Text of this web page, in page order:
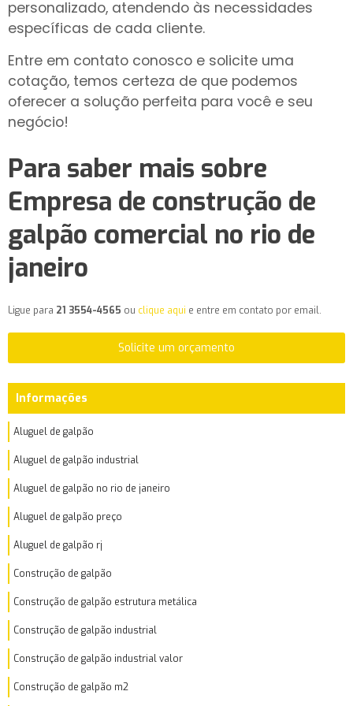
personalizado, atendendo às necessidades
específicas de cada cliente.
Entre em contato conosco e solicite uma
cotação, temos certeza de que podemos
oferecer a solução perfeita para você e seu
negócio!
Para saber mais sobre
Empresa de construção de
galpão comercial no rio de
janeiro
Ligue para 21 3554-4565 ou clique aqui e entre em contato por email.
Solicite um orçamento
Informações
Aluguel de galpão
Aluguel de galpão industrial
Aluguel de galpão no rio de janeiro
Aluguel de galpão preço
Aluguel de galpão rj
Construção de galpão
Construção de galpão estrutura metálica
Construção de galpão industrial
Construção de galpão industrial valor
Construção de galpão m2